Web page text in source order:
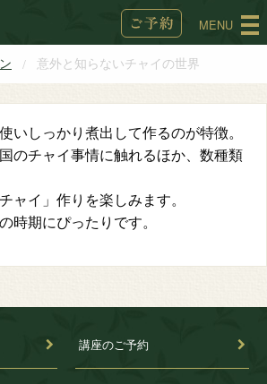
MENU
意外と知らないチャイの世界
いしっかり煮出して作るのが特徴。
のチャイ事情に触れるほか、数種類
ャイ」作りを楽しみます。
時期にぴったりです。
講座のご予約